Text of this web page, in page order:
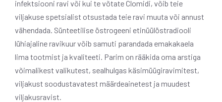
infektsiooni ravi või kui te võtate Clomidi, võib teie
viljakuse spetsialist otsustada teie ravi muuta või annust
vähendada. Sünteetilise östrogeeni etinüülöstradiooli
lühiajaline ravikuur võib samuti parandada emakakaela
lima tootmist ja kvaliteeti. Parim on rääkida oma arstiga
võimalikest valikutest, sealhulgas käsimüügiravimitest,
viljakust soodustavatest määrdeainetest ja muudest
viljakusravist.